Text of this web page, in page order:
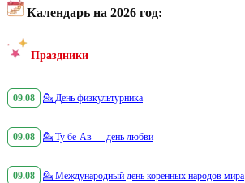
Календарь на 2026 год:
Праздники
09.08 💁 День физкультурника
09.08 💁 Ту бе-Ав — день любви
09.08 💁 Международный день коренных народов мира